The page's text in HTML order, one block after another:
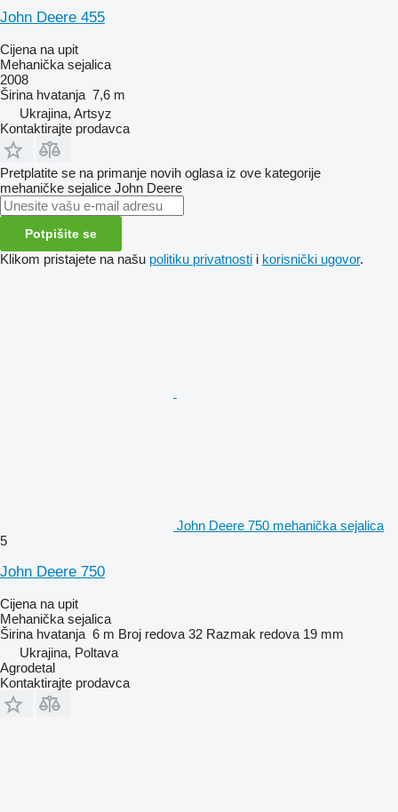
John Deere 455
Cijena na upit
Mehanička sejalica
2008
Širina hvatanja 7,6 m
Ukrajina, Artsyz
Kontaktirajte prodavca
Pretplatite se na primanje novih oglasa iz ove kategorije
mehaničke sejalice John Deere
Potpišite se
Klikom pristajete na našu politiku privatnosti i korisnički ugovor.
John Deere 750 mehanička sejalica
5
John Deere 750
Cijena na upit
Mehanička sejalica
Širina hvatanja 6 m Broj redova 32 Razmak redova 19 mm
Ukrajina, Poltava
Agrodetal
Kontaktirajte prodavca